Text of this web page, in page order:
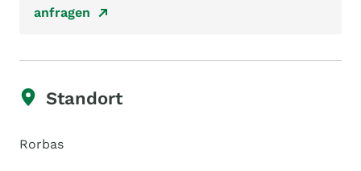
anfragen
Standort
Rorbas